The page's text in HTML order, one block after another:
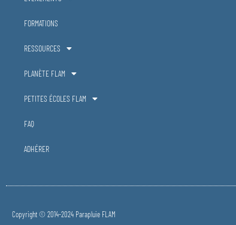
FORMATIONS
RESSOURCES
PLANÈTE FLAM
PETITES ÉCOLES FLAM
FAQ
ADHÉRER
Copyright © 2014-2024 Parapluie FLAM